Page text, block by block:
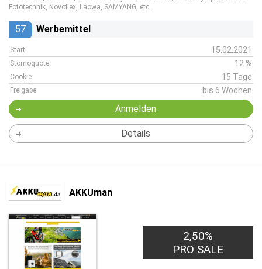
Fototechnik, Novoflex, Laowa, SAMYANG, etc.
57 Werbemittel
Start 15.02.2021
Stornoquote 12 %
Cookie 15 Tage
Freigabe bis 6 Wochen
Anmelden
Details
AKKUman
2,50%
PRO SALE